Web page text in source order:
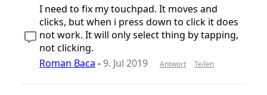
I need to fix my touchpad. It moves and
clicks, but when i press down to click it does
not work. It will only select thing by tapping,
not clicking.
Roman Baca -9. Jul 2019 Antwort Teilen